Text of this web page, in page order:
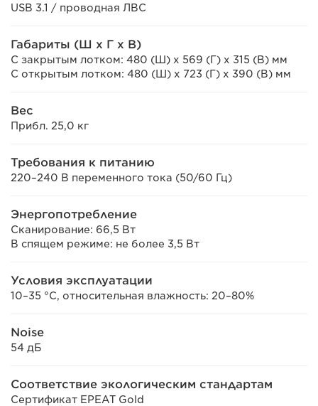
USB 3.1 / проводная ЛВС
Габариты (Ш x Г x В)
С закрытым лотком: 480 (Ш) x 569 (Г) x 315 (В) мм
С открытым лотком: 480 (Ш) x 723 (Г) x 390 (В) мм
Вес
Прибл. 25,0 кг
Требования к питанию
220–240 В переменного тока (50/60 Гц)
Энергопотребление
Сканирование: 66,5 Вт
В спящем режиме: не более 3,5 Вт
Условия эксплуатации
10–35 °C, относительная влажность: 20–80%
Noise
54 дБ
Соответствие экологическим стандартам
Сертификат EPEAT Gold